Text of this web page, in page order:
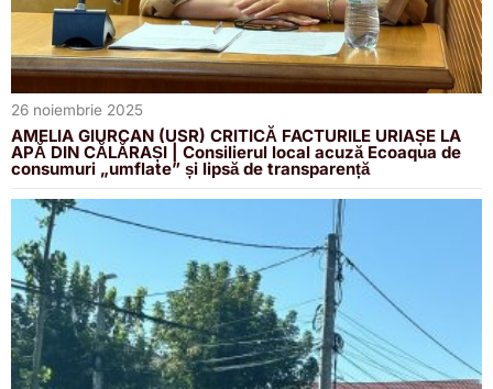
26 noiembrie 2025
AMELIA GIURCAN (USR) CRITICĂ FACTURILE URIAȘE LA
APĂ DIN CĂLĂRAȘI | Consilierul local acuză Ecoaqua de
consumuri „umflate” și lipsă de transparență